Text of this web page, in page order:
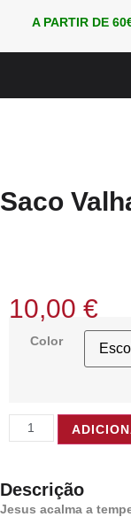
A PARTIR DE
Saco
10,00 €
Color
Descrição
Jesus acalma a